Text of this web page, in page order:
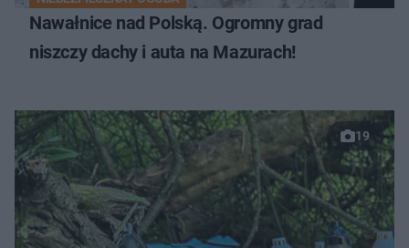
Nawałnice nad Polską. Ogromny grad
niszczy dachy i auta na Mazurach!
19